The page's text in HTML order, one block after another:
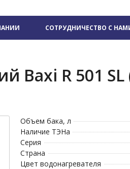
СОТРУДНИЧЕСТВО С
Baxi R 501
Объем бака, л
Наличие ТЭНа
Серия
Страна
Цвет водонагревателя